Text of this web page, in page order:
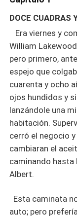
DOCE CUADRAS
Era viernes y
William
pero primero,
espejo que
cuarenta y ocho
ojos hundidos y
lanzándole una
habitación.
cerró el negocio
cambiaran el
caminando hasta
Albert.
Esta caminata
auto; pero